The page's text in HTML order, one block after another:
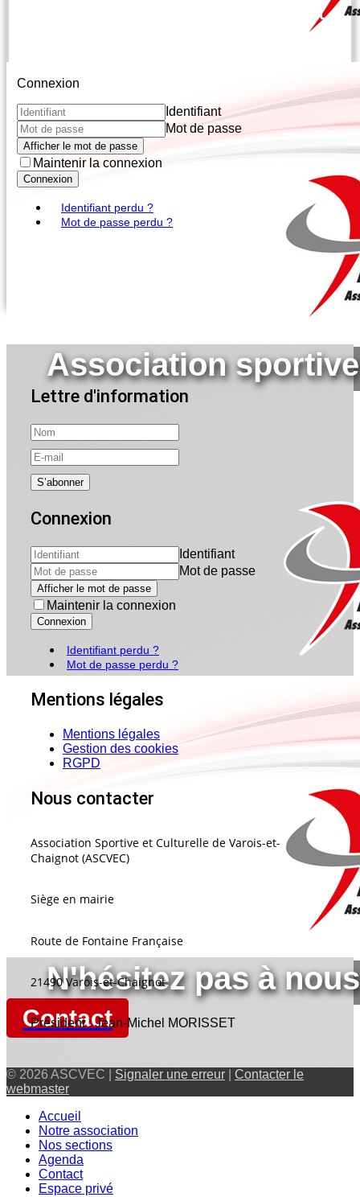
Association
N'hésitez pas à
Contact
responsables de section et
Connexion
Identifiant
Mot de passe
Afficher le mot de passe
Maintenir la connexion
Connexion
Identifiant perdu ?
Mot de passe perdu ?
Lettre d'information
Connexion
Identifiant
Mot de passe
Afficher le mot de passe
Maintenir la connexion
Connexion
Identifiant perdu ?
Mot de passe perdu ?
Mentions légales
Mentions légales
Gestion des cookies
RGPD
Nous contacter
Association Sportive et Culturelle de Varois-et-
Chaignot (ASCVEC)
Siège en mairie
Route de Fontaine Française
21490 Varois-et-Chaignot
Président : Jean-Michel MORISSET
© 2026 ASCVEC | Signaler une erreur
Contacter le
webmaster
Accueil
Notre association
Nos sections
Agenda
Contact
Espace privé